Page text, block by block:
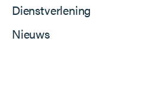
Dienstverlening
Nieuws